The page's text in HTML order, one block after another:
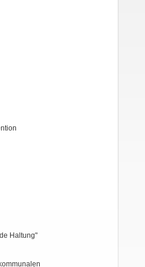
Haltung"